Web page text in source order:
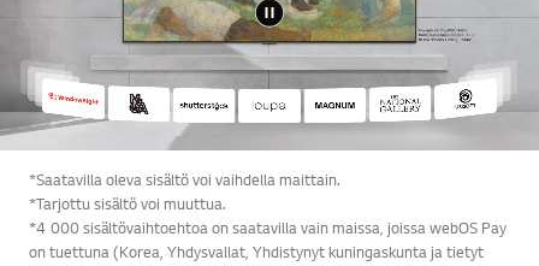
*Saatavilla oleva sisältö voi vaihdella maittain.
*Tarjottu sisältö voi muuttua.
*4 000 sisältövaihtoehtoa on saatavilla vain maissa, joissa webOS Pay
on tuettuna (Korea, Yhdysvallat, Yhdistynyt kuningaskunta ja tietyt